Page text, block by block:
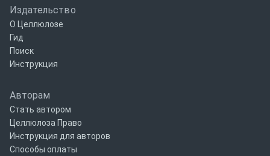
Издательство
О Целлюлозе
Гид
Поиск
Инструкция
Авторам
Стать автором
Целлюлоза Право
Инструкция для авторов
Способы оплаты